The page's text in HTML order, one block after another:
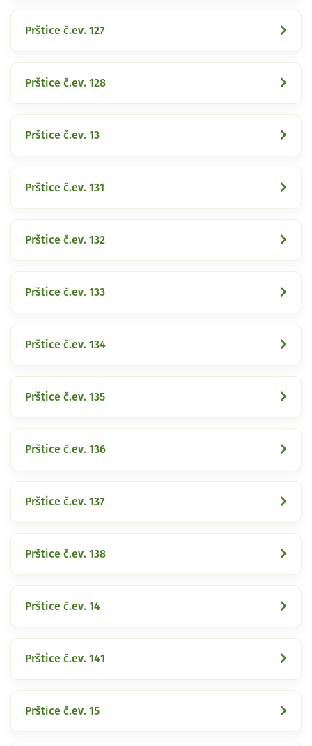
Prštice č.ev. 127
Prštice č.ev. 128
Prštice č.ev. 13
Prštice č.ev. 131
Prštice č.ev. 132
Prštice č.ev. 133
Prštice č.ev. 134
Prštice č.ev. 135
Prštice č.ev. 136
Prštice č.ev. 137
Prštice č.ev. 138
Prštice č.ev. 14
Prštice č.ev. 141
Prštice č.ev. 15